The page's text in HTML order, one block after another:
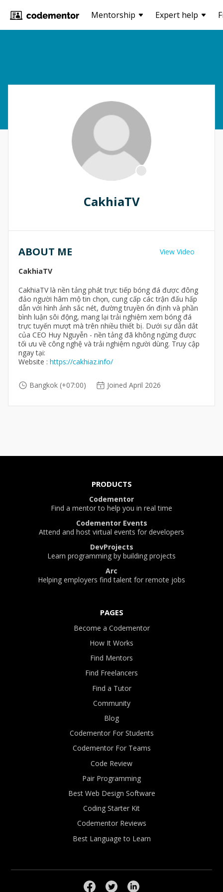
Mentorship Expert help
CakhiaTV
View Video
ABOUT ME
CakhiaTV
CakhiaTV là nền tảng phát trực tiếp bóng đá được đông
đảo người hâm mộ tin chọn, cung cấp các trận đấu hấp
dẫn với hình ảnh sắc nét, đường truyền ổn định và phần
bình luận sôi động, mang lại trải nghiệm xem bóng đá
trực tuyến mượt mà trên nhiều thiết bị. Dưới sự dẫn dắt
của CEO Huy Nguyễn - nền tảng đã không ngừng được
tối ưu về công nghệ và trải nghiệm người dùng. Truy cập
ngay tại:
Website : https://cakhiaz.info/
Bangkok (+07:00) Joined April 2026
PRODUCTS
Codementor
Find a mentor to help you in real time
Codementor Events
Attend and host virtual events for developers
DevProjects
Learn programming by building projects
Arc
Helping employers find talent for remote jobs
PAGES
Become a Codementor
How It Works
Find Mentors
Find Freelancers
Find a Tutor
Community
Blog
Codementor For Students
Codementor For Teams
Code Review
Pair Programming
Best Web Design Software
Coding Starter Kit
Codementor Reviews
Best Language to Learn